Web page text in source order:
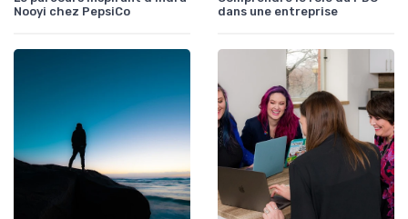
Nooyi chez PepsiCo
dans une entreprise